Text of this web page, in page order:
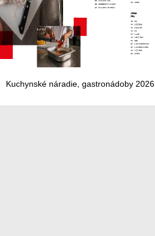
Kuchynské náradie, gastronádoby 2026